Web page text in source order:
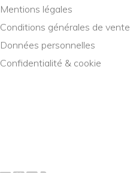
Mentions légales
Conditions générales de vente
Données personnelles
Confidentialité & cookie